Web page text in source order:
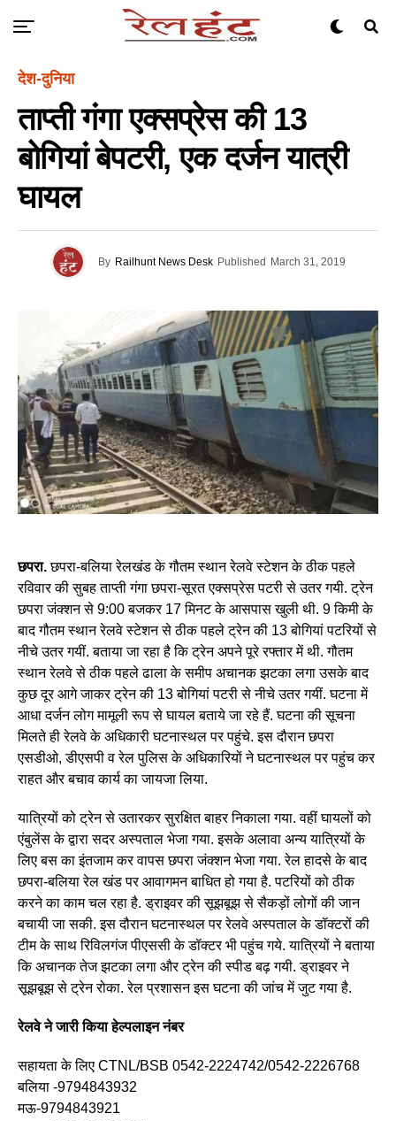
देश-दुनिया
ताप्ती गंगा एक्सप्रेस की 13
बोगियां बेपटरी, एक दर्जन यात्री
घायल
By Railhunt News Desk Published March 31, 2019
छपरा.छपरा-बलिया रेलखंड के गौतम स्थान रेलवे स्टेशन के ठीक पहले
रविवार की सुबह ताप्ती गंगा छपरा-सूरत एक्सप्रेस पटरी से उतर गयी. ट्रेन
छपरा जंक्शन से 9:00 बजकर 17 मिनट के आसपास खुली थी. 9 किमी के
बाद गौतम स्थान रेलवे स्टेशन से ठीक पहले ट्रेन की 13 बोगियां पटरियों से
नीचे उतर गयीं. बताया जा रहा है कि ट्रेन अपने पूरे रफ्तार में थी. गौतम
स्थान रेलवे से ठीक पहले ढाला के समीप अचानक झटका लगा उसके बाद
कुछ दूर आगे जाकर ट्रेन की 13 बोगियां पटरी से नीचे उतर गयीं. घटना में
आधा दर्जन लोग मामूली रूप से घायल बताये जा रहे हैं. घटना की सूचना
मिलते ही रेलवे के अधिकारी घटनास्थल पर पहुंचे. इस दौरान छपरा
एसडीओ, डीएसपी व रेल पुलिस के अधिकारियों ने घटनास्थल पर पहुंच कर
राहत और बचाव कार्य का जायजा लिया.
यात्रियों को ट्रेन से उतारकर सुरक्षित बाहर निकाला गया. वहीं घायलों को
एंबुलेंस के द्वारा सदर अस्पताल भेजा गया. इसके अलावा अन्य यात्रियों के
लिए बस का इंतजाम कर वापस छपरा जंक्शन भेजा गया. रेल हादसे के बाद
छपरा-बलिया रेल खंड पर आवागमन बाधित हो गया है. पटरियों को ठीक
करने का काम चल रहा है. ड्राइवर की सूझबूझ से सैकड़ों लोगों की जान
बचायी जा सकी. इस दौरान घटनास्थल पर रेलवे अस्पताल के डॉक्टरों की
टीम के साथ रिविलगंज पीएससी के डॉक्टर भी पहुंच गये. यात्रियों ने बताया
कि अचानक तेज झटका लगा और ट्रेन की स्पीड बढ़ गयी. ड्राइवर ने
सूझबूझ से ट्रेन रोका. रेल प्रशासन इस घटना की जांच में जुट गया है.
रेलवे ने जारी किया हेल्पलाइन नंबर
सहायता के लिए CTNL/BSB 0542-2224742/0542-2226768
बलिया -9794843932
मऊ-9794843921